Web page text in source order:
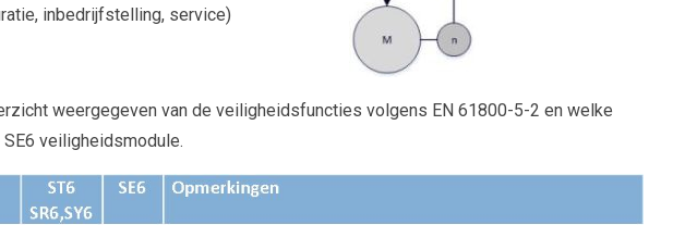
inbedrijfstelling, service)
weergegeven van de veiligheidsfuncties volgens EN 61800-5-2 en welke
veiligheidsmodule.